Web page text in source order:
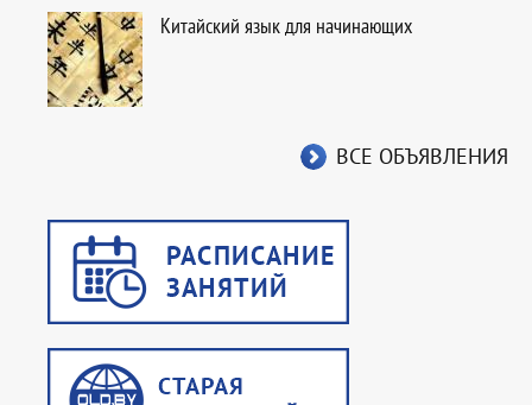
Китайский язык для начинающих
ВСЕ ОБЪЯВЛЕНИЯ